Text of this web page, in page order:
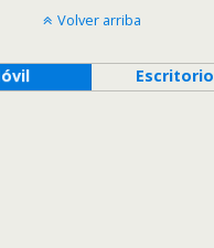
Volver arriba
Escritorio